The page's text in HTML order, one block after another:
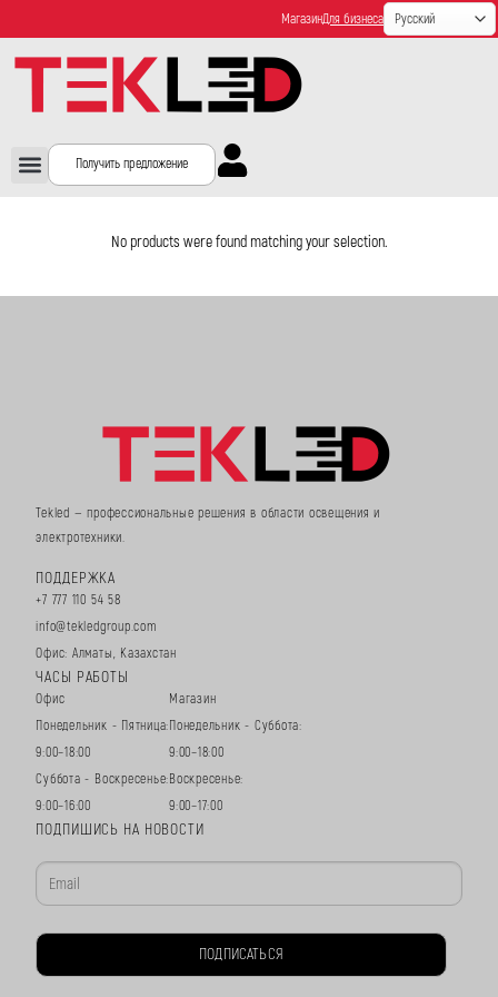
МагазинДля бизнеса
Получить предложение
No products were found matching your selection.
Tekled — профессиональные решения в области освещения и
электротехники.
ПОДДЕРЖКА
+7 777 110 54 58
info@tekledgroup.com
Офис: Алматы, Казахстан
ЧАСЫ РАБОТЫ
Офис
Понедельник - Пятница:
9:00–18:00
Суббота - Воскресенье:
9:00–16:00
Магазин
Понедельник - Суббота:
9:00–18:00
Воскресенье:
9:00–17:00
ПОДПИШИСЬ НА НОВОСТИ
ПОДПИСАТЬСЯ